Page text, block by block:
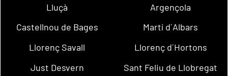
Lluçà
Argençola
Castellnou de Bages
Martí d´Albars
Llorenç Savall
Llorenç d´Hortons
Just Desvern
Sant Feliu de Llobregat